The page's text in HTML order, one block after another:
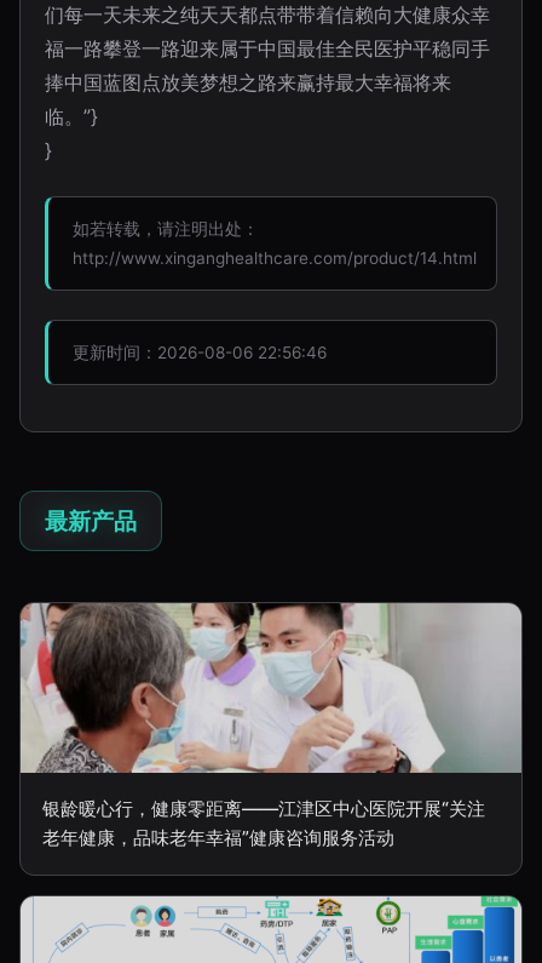
们每一天未来之纯天天都点带带着信赖向大健康众幸
福一路攀登一路迎来属于中国最佳全民医护平稳同手
捧中国蓝图点放美梦想之路来赢持最大幸福将来
临。”}
}
如若转载，请注明出处：
http://www.xinganghealthcare.com/product/14.html
更新时间：2026-08-06 22:56:46
最新产品
银龄暖心行，健康零距离——江津区中心医院开展“关注
老年健康，品味老年幸福”健康咨询服务活动